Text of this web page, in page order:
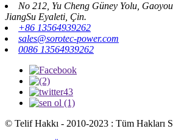
No 212, Yu Cheng Güney Yolu,
JiangSu Eyaleti, Çin.
+86 13564939262
sales@sorotec-power.com
0086 13564939262
© Telif Hakkı - 2010-2023 : Tüm Hakları